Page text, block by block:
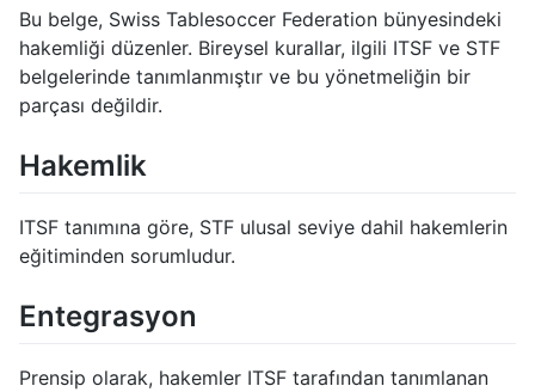
Bu belge, Swiss Tablesoccer Federation bünyesindeki
hakemliği düzenler. Bireysel kurallar, ilgili ITSF ve STF
belgelerinde tanımlanmıştır ve bu yönetmeliğin bir
parçası değildir.
Hakemlik
ITSF tanımına göre, STF ulusal seviye dahil hakemlerin
eğitiminden sorumludur.
Entegrasyon
Prensip olarak, hakemler ITSF tarafından tanımlanan